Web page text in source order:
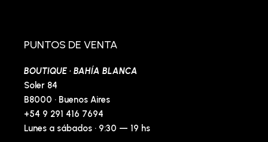
o
k
f
PUNTOS DE VENTA
BOUTIQUE · BAHÍA BLANCA
Soler 84
B8000 · Buenos Aires
+54 9 291 416 7694
Lunes a sábados · 9:30 — 19 hs